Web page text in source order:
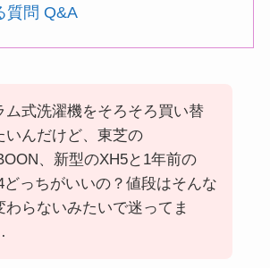
質問 Q&A
ム式洗濯機をそろそろ買い替
いんだけど、東芝の
、新型のXH5と1年前の
どっちがいいの？値段はそんな
わらないみたいで迷ってま